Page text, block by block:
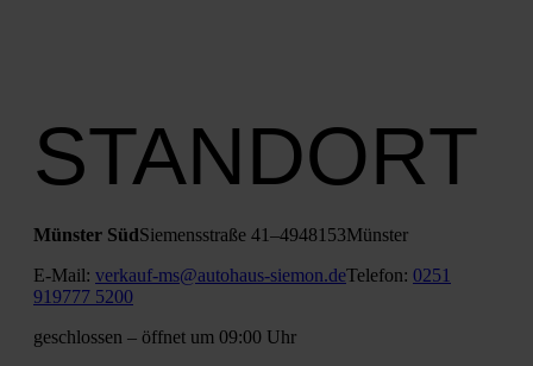
STANDORT
Müns­ter SüdSie­mens­stra­ße 41–4948153Müns­ter
E‑Mail: verkauf-ms@autohaus-siemon.deTele­fon: 0251
919777 5200
geschlos­sen – öff­net um 09:00 Uhr